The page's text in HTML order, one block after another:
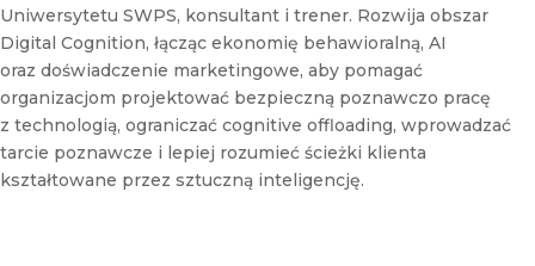
N
e
w
s
l
t
t
Uniwersytetu SWPS, konsultant i trener. Rozwija obszar
Digital Cognition, łącząc ekonomię behawioralną, AI
oraz doświadczenie marketingowe, aby pomagać
organizacjom projektować bezpieczną poznawczo pracę
z technologią, ograniczać cognitive offloading, wprowadzać
tarcie poznawcze i lepiej rozumieć ścieżki klienta
kształtowane przez sztuczną inteligencję.